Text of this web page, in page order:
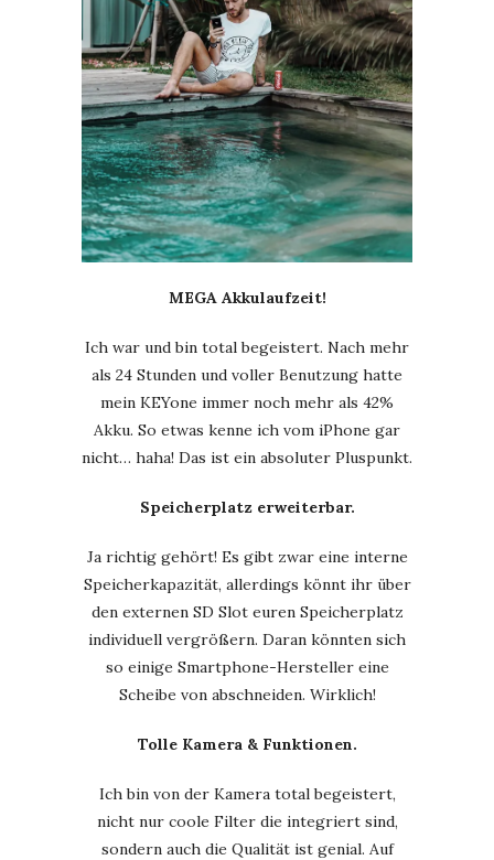
MEGA Akkulaufzeit!
Ich war und bin total begeistert. Nach mehr
als 24 Stunden und voller Benutzung hatte
mein KEYone immer noch mehr als 42%
Akku. So etwas kenne ich vom iPhone gar
nicht… haha! Das ist ein absoluter Pluspunkt.
Speicherplatz erweiterbar.
Ja richtig gehört! Es gibt zwar eine interne
Speicherkapazität, allerdings könnt ihr über
den externen SD Slot euren Speicherplatz
individuell vergrößern. Daran könnten sich
so einige Smartphone-Hersteller eine
Scheibe von abschneiden. Wirklich!
Tolle Kamera & Funktionen.
Ich bin von der Kamera total begeistert,
nicht nur coole Filter die integriert sind,
sondern auch die Qualität ist genial. Auf